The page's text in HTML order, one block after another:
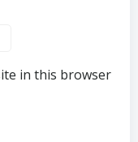
in this browser